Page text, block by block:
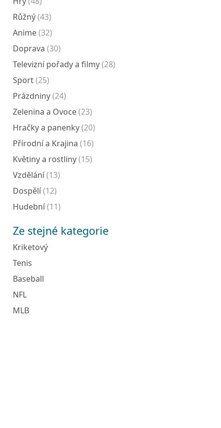
Růžný(43)
Anime(32)
Doprava (30)
Televizní pořady a filmy(28)
Sport(25)
Prázdniny(24)
Zelenina a Ovoce(23)
Hračky a panenky(20)
Přírodní a Krajina (16)
Květiny a rostliny(15)
Vzdělání(13)
Dospělí(12)
Hudební(11)
Ze stejné kategorie
Kriketový
Tenis
Baseball
NFL
MLB